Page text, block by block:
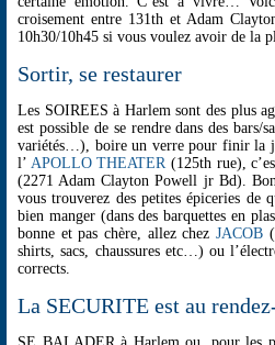
croisement entre 131th et Adam
10h30/10h45 si vous voulez avoir de la
Sortir, se restaurer
Les SOIREES à Harlem sont des plus
est possible de se rendre dans des
variétés…), boire un verre pour finir la
l’ APOLLO THEATER(125th rue),
(2271 Adam Clayton Powell jr Bd).
vous trouverez des petites épiceries de
bien manger (dans des barquettes en
bonne et pas chère, allez chez JACOB
shirts, sacs, chaussures etc…) ou
corrects.
La SECURITE est au